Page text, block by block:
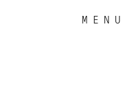
M E N U